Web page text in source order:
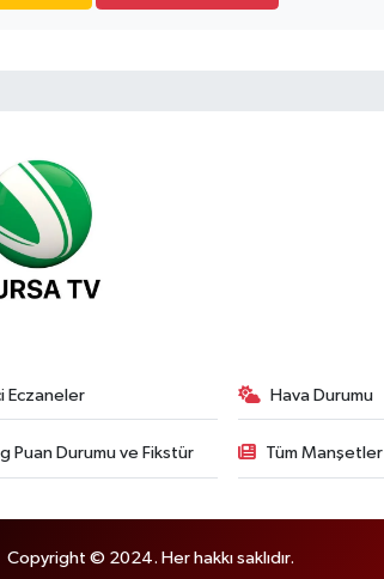
Eczaneler Hava Durumu
Puan Durumu ve Fikstür Tüm Manşetler
Copyright © 2024. Her hakkı saklıdır.